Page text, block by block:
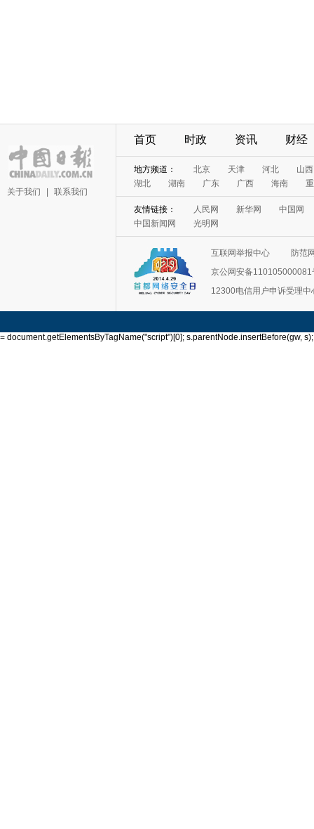
关于我们 联系我们
首页 时政 资讯 财经
地方频道： 北京 天津 河北
山西
湖北
湖南 广东 广西 海南
友情链接： 人民网 新华网
中国网
中国新闻网
光明网
互联网举报中心
防范
京公网安备110105000081
12300电信用户申诉受理中
= document.getElementsByTagName("script")[0]; s.parentNode.insertBefore(gw,